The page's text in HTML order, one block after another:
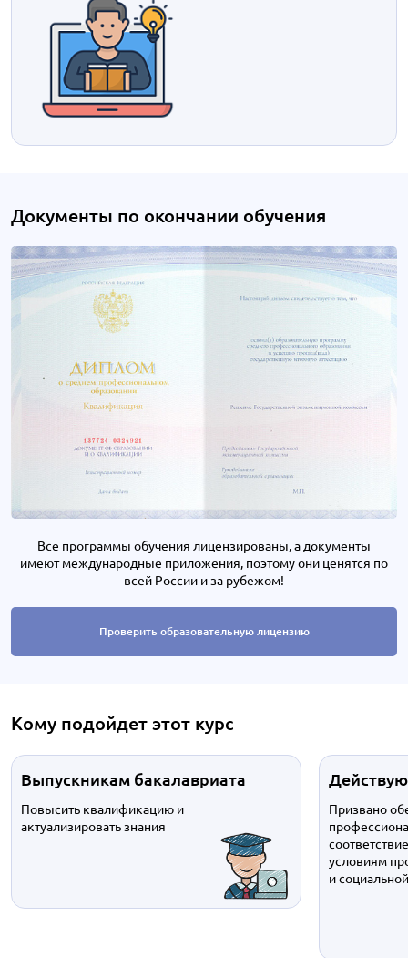
Документы по окончании обучения
Все программы обучения лицензированы, а документы
имеют международные приложения, поэтому они ценятся по
всей России и за рубежом!
Проверить образовательную лицензию
Кому подойдет этот курс
Выпускникам бакалавриата
Повысить квалификацию и
актуализировать знания
Призвано
условиям
и